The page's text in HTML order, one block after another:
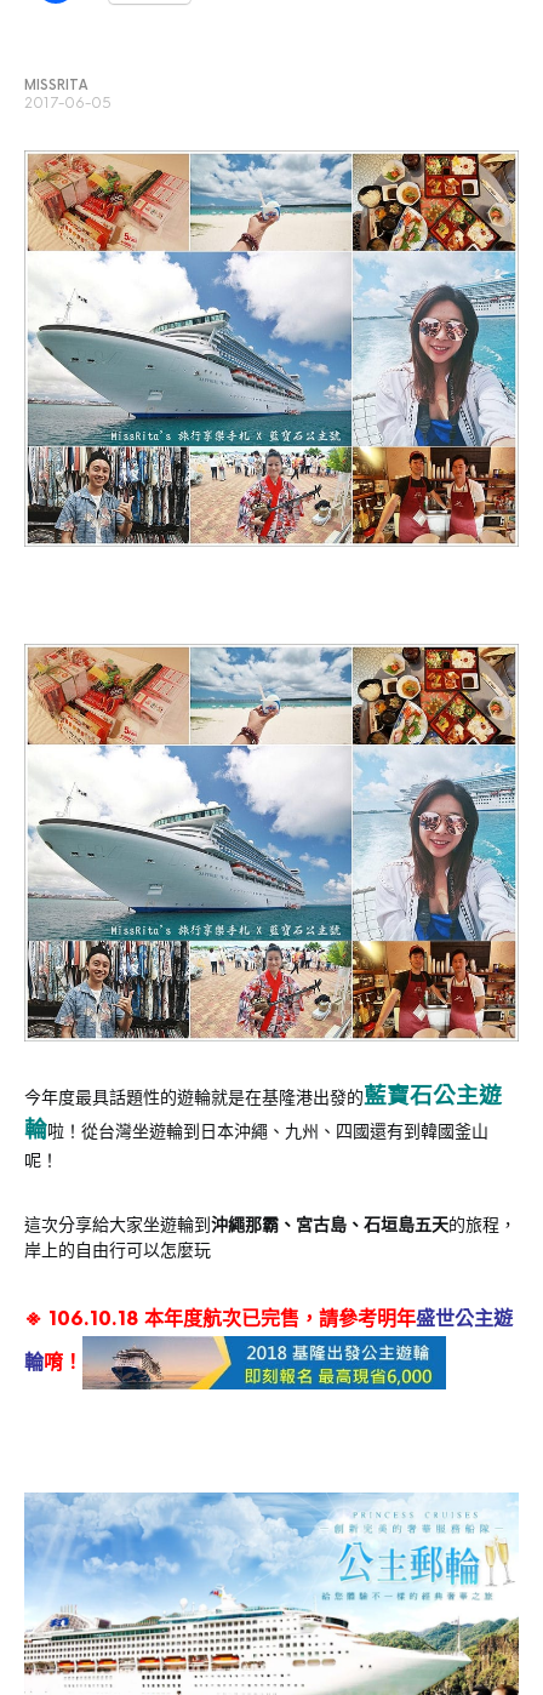
MISSRITA
2017-06-05
今年度最具話題性的遊輪就是在基隆港出發的藍寶石公主遊
輪啦！從台灣坐遊輪到日本沖繩、九州、四國還有到韓國釜山
呢！
這次分享給大家坐遊輪到 沖繩那霸、宮古島、石垣島五天的旅程，
岸上的自由行可以怎麼玩
※ 106.10.18 本年度航次已完售，請參考明年盛世公主遊
輪唷！